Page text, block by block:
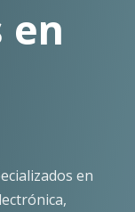
altos
para la